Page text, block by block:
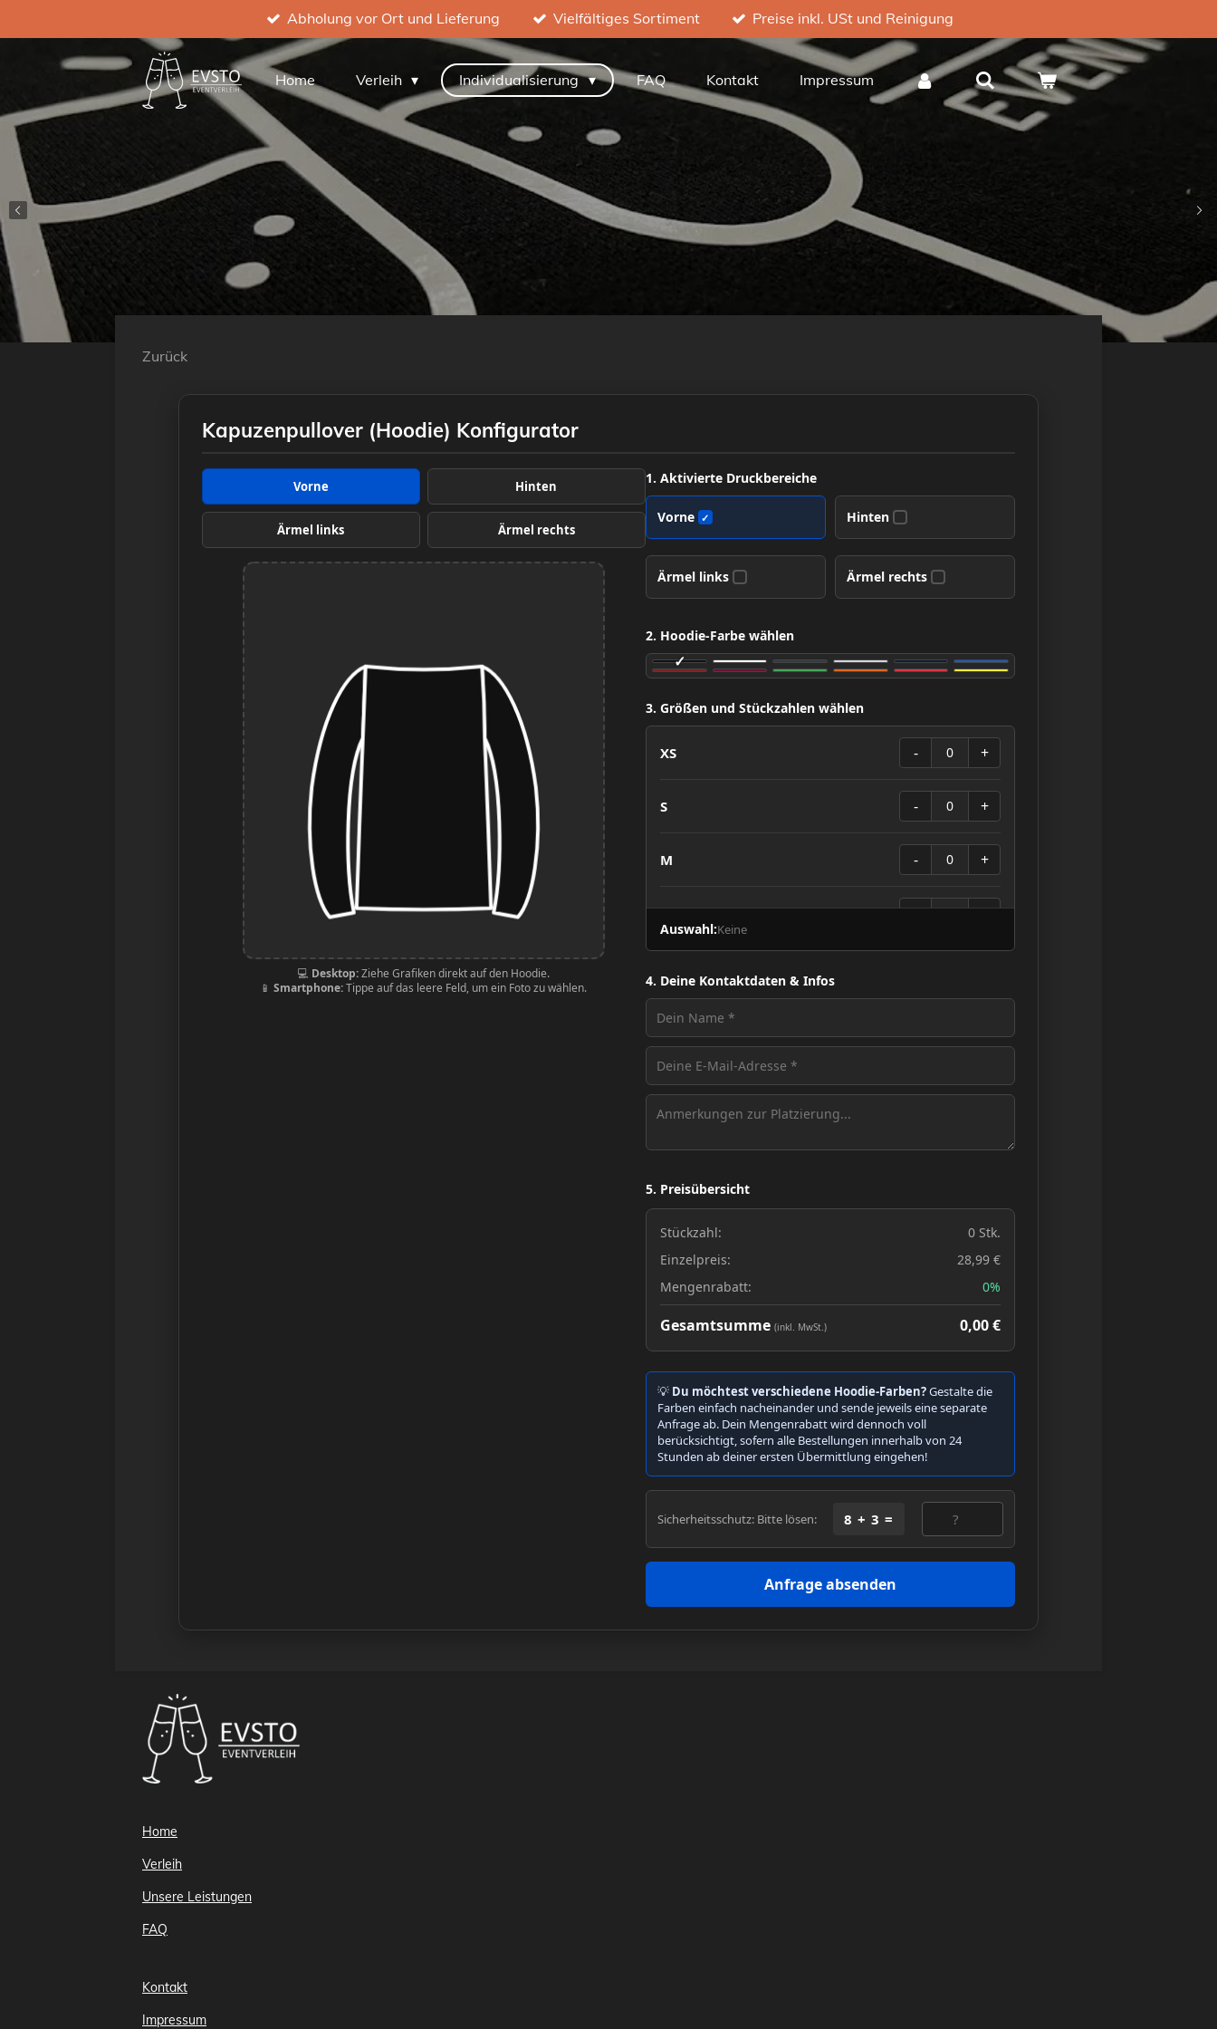
Hauptinhalt
springen
Abholung vor Ort und Lieferung Vielfältiges Sortiment Preise inkl. USt und Reinigung
Home Verleih Individualisierung FAQ Kontakt Impressum
Zurück
Kapuzenpullover (Hoodie) Konfigurator
Vorne Hinten
Ärmel links Ärmel rechts
💻 Desktop:Ziehe Grafiken direkt auf den Hoodie.
📱Smartphone:Tippe auf das leere Feld, um ein Foto zu wählen.
1. Aktivierte Druckbereiche
Vorne ✓ Hinten
Ärmel links Ärmel rechts
2. Hoodie-Farbe wählen
3. Größen und Stückzahlen wählen
XS - 0 +
S - 0 +
M - 0 +
L - 0 +
XXL
XXXL
Auswahl:Keine
4. Deine Kontaktdaten & Infos
5. Preisübersicht
Stückzahl:
0 Stk.
Einzelpreis:
28,99 €
Mengenrabatt:
0%
Gesamtsumme (inkl. MwSt.) 0,00 €
💡 Du möchtest verschiedene Hoodie-Farben?Gestalte die
Farben einfach nacheinander und sende jeweils eine separate
Anfrage ab. Dein Mengenrabatt wird dennoch voll
berücksichtigt, sofern alle Bestellungen innerhalb von 24
Stunden ab deiner ersten Übermittlung eingehen!
Sicherheitsschutz: Bitte lösen: 8 + 3 =
Anfrage absenden
Home
Verleih
Unsere Leistungen
FAQ
Kontakt
Impressum